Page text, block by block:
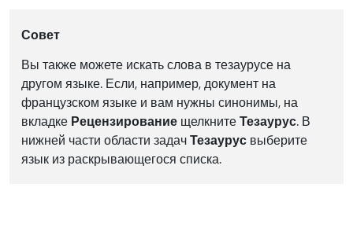
Совет
Вы также можете искать слова в тезаурусе на
другом языке. Если, например, документ на
французском языке и вам нужны синонимы, на
вкладке РецензированиещелкнитеТезаурус. В
нижней части области задачТезаурусвыберите
язык из раскрывающегося списка.